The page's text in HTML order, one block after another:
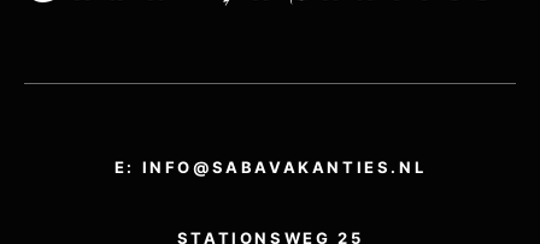
E: INFO@SABAVAKANTIES.NL
STATIONSWEG 25